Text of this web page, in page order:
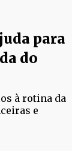
para
do
à rotina da
e